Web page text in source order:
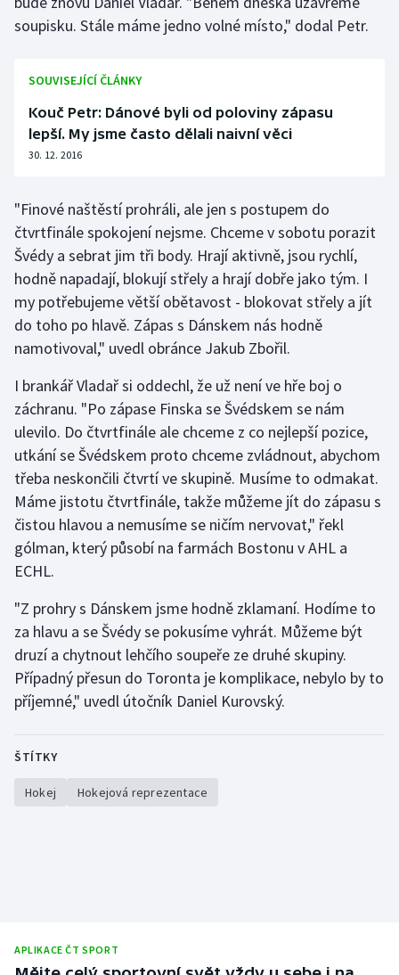
soupisku. Stále máme jedno volné místo," dodal Petr.
SOUVISEJÍCÍ ČLÁNKY
Kouč Petr: Dánové byli od poloviny zápasu
lepší. My jsme často dělali naivní věci
30. 12. 2016
"Finové naštěstí prohráli, ale jen s postupem do
čtvrtfinále spokojení nejsme. Chceme v sobotu porazit
Švédy a sebrat jim tři body. Hrají aktivně, jsou rychlí,
hodně napadají, blokují střely a hrají dobře jako tým. I
my potřebujeme větší obětavost - blokovat střely a jít
do toho po hlavě. Zápas s Dánskem nás hodně
namotivoval," uvedl obránce Jakub Zbořil.
I brankář Vladař si oddechl, že už není ve hře boj o
záchranu. "Po zápase Finska se Švédskem se nám
ulevilo. Do čtvrtfinále ale chceme z co nejlepší pozice,
utkání se Švédskem proto chceme zvládnout, abychom
třeba neskončili čtvrtí ve skupině. Musíme to odmakat.
Máme jistotu čtvrtfinále, takže můžeme jít do zápasu s
čistou hlavou a nemusíme se ničím nervovat," řekl
gólman, který působí na farmách Bostonu v AHL a
ECHL.
"Z prohry s Dánskem jsme hodně zklamaní. Hodíme to
za hlavu a se Švédy se pokusíme vyhrát. Můžeme být
druzí a chytnout lehčího soupeře ze druhé skupiny.
Případný přesun do Toronta je komplikace, nebylo by to
příjemné," uvedl útočník Daniel Kurovský.
ŠTÍTKY
Hokej Hokejová reprezentace
APLIKACE ČT SPORT